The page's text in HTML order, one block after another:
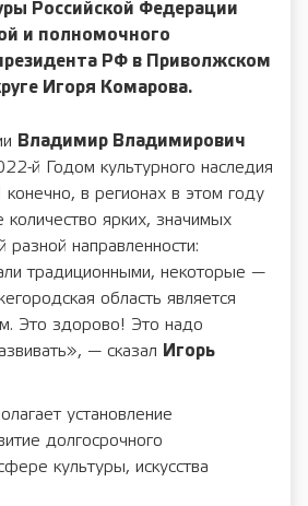
Российской Федерации
и полномочного
РФ в Приволжском
Игоря Комарова.
Владимир Владимирович
й Годом культурного наследия
в регионах в этом году
ярких, значимых
разной направленности:
традиционными, некоторые —
область является
Это здорово! Это надо
— сказал Игорь
установление
долгосрочного
культуры, искусства